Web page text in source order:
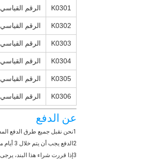
K0301 الرقم القياسي
K0302 الرقم القياسي
K0303 الرقم القياسي
K0304 الرقم القياسي
K0305 الرقم القياسي
K0306 الرقم القياسي
عن الدفع
1نحن نقبل جميع طرق الدفع المدرجة من قبل Aliexpress. انقر لرؤية المزيد.
2الدفع يجب أن يتم خلال 3 أيام من الطلب
3إذا قررت شراء هذا البند، يرجى الدفع في أقرب وقت ممكن، حتى نتمكن من ترتيب التسليم لك على الفور.